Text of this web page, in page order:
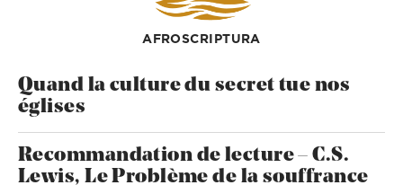
AFROSCRIPTURA
Quand la culture du secret tue nos
églises
Recommandation de lecture – C.S.
Lewis, Le Problème de la souffrance